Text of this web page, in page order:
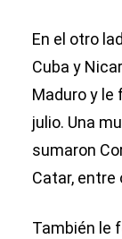
En el otro
Cuba y
Maduro y
julio. Una
sumaron
Catar, entre
También le